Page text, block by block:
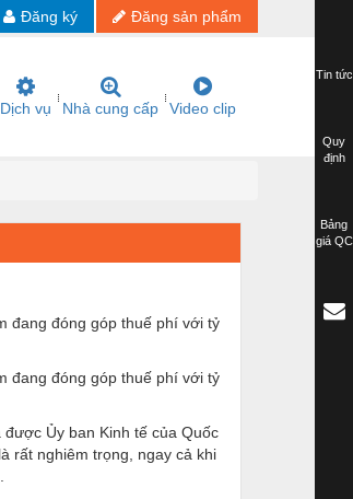
Đăng sản phẩm
Đăng ký
Dịch vụ Nhà cung cấp Video clip
đang đóng góp thuế phí với tỷ
đang đóng góp thuế phí với tỷ
Ủy ban Kinh tế của Quốc
rất nghiêm trọng, ngay cả khi
Tin tức
Quy
định
Bảng
giá QC